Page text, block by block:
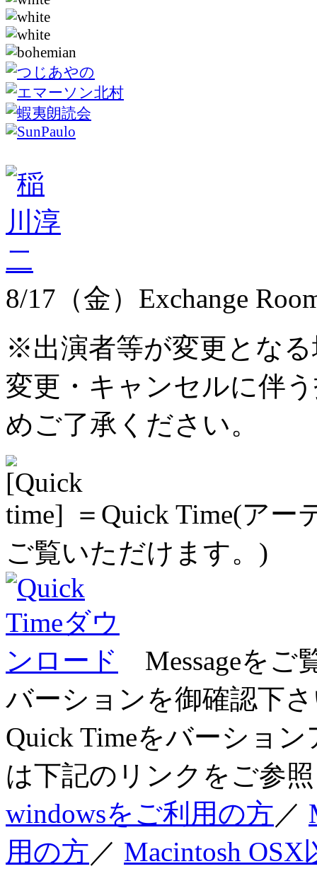
8/17（金）Exchange
※出演者等が変更とな
変更・キャンセルに伴
めご了承ください。
＝Quick Time(ア
ご覧いただけます。)
Messageをご
バーションを御確認下
Quick Timeをバーショ
は下記のリンクをご参
windowsをご利用の方／
用の方／ Macintosh